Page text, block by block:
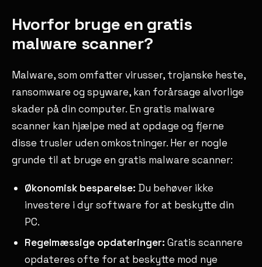
Hvorfor bruge en gratis
malware scanner?
Malware, som omfatter virusser, trojanske heste,
ransomware og spyware, kan forårsage alvorlige
skader på din computer. En gratis malware
scanner kan hjælpe med at opdage og fjerne
disse trusler uden omkostninger. Her er nogle
grunde til at bruge en gratis malware scanner:
Økonomisk besparelse: Du behøver ikke
investere i dyr software for at beskytte din
PC.
Regelmæssige opdateringer: Gratis scannere
opdateres ofte for at beskytte mod nye